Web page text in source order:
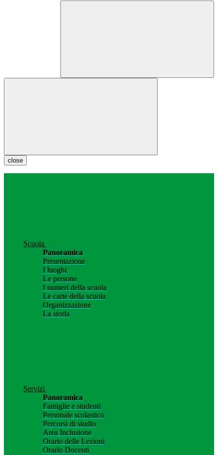
close
Scuola
Panoramica
Presentazione
I luoghi
Le persone
I numeri della scuola
Le carte della scuola
Organizzazione
La storia
Servizi
Panoramica
Famiglie e studenti
Personale scolastico
Percorsi di studio
Area Inclusione
Orario delle Lezioni
Orario Docenti